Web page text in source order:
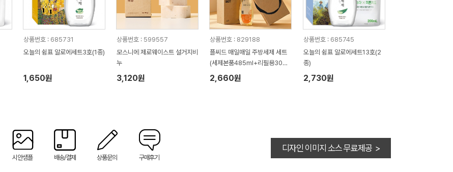
상품번호 : 685731
오늘의 쉼표 알로에세트3호(1종)
1,650원
상품번호 : 599557
모스니에 제로웨이스트 설거지비
누
3,120원
상품번호 : 829188
플씨드 매일매일 주방세제 세트
(세제본품485ml+리필용300
ml)
2,660원
상품번호 : 685745
오늘의 쉼표 알로에세트13호(2
종)
2,730원
시안샘플 배송/결제 상품문의 구매후기
디자인 이미지 소스 무료제공 >